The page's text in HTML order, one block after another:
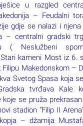
u razgled
– Feudalni
gdje se nalazi i
– centralni gradski
( Neslužbeni
kameni Most iz 6.
Makedonskom –
Svetog Spasa koja
tvrđava Kale
koje se pruža
stadion “Filip II
– džamija